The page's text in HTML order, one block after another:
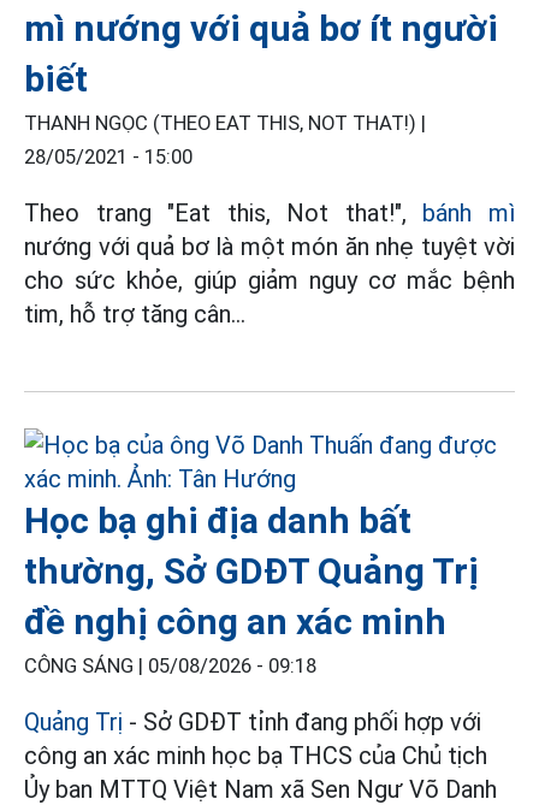
mì nướng với quả bơ ít người
biết
THANH NGỌC (THEO EAT THIS, NOT THAT!) |
28/05/2021 - 15:00
Theo trang "Eat this, Not that!", bánh mì
nướng với quả bơ là một món ăn nhẹ tuyệt vời
cho sức khỏe, giúp giảm nguy cơ mắc bệnh
tim, hỗ trợ tăng cân…
Học bạ ghi địa danh bất
thường, Sở GDĐT Quảng Trị
đề nghị công an xác minh
CÔNG SÁNG | 05/08/2026 - 09:18
Quảng Trị - Sở GDĐT tỉnh đang phối hợp với
công an xác minh học bạ THCS của Chủ tịch
Ủy ban MTTQ Việt Nam xã Sen Ngư Võ Danh